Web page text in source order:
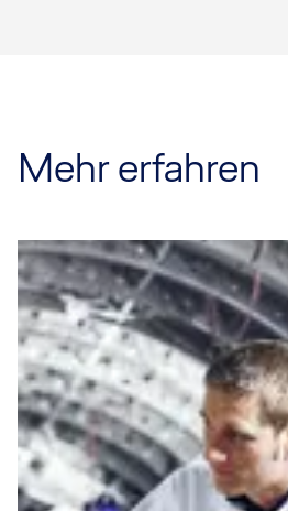
Mehr erfahren